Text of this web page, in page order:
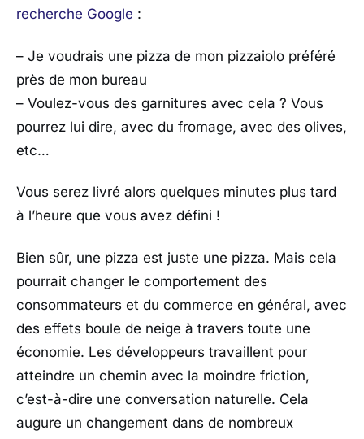
recherche Google :
– Je voudrais une pizza de mon pizzaiolo préféré
près de mon bureau
– Voulez-vous des garnitures avec cela ? Vous
pourrez lui dire, avec du fromage, avec des olives,
etc…
Vous serez livré alors quelques minutes plus tard
à l’heure que vous avez défini !
Bien sûr, une pizza est juste une pizza. Mais cela
pourrait changer le comportement des
consommateurs et du commerce en général, avec
des effets boule de neige à travers toute une
économie. Les développeurs travaillent pour
atteindre un chemin avec la moindre friction,
c’est-à-dire une conversation naturelle. Cela
augure un changement dans de nombreux